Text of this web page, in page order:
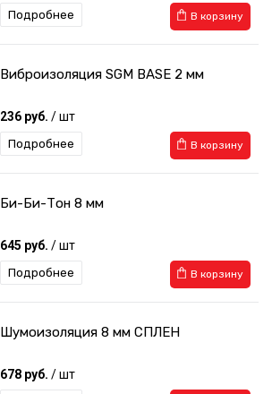
В корзину
Подробнее
Виброизоляция SGM BASE 2 мм
236 руб. / шт
В корзину
Подробнее
Би-Би-Тон 8 мм
645 руб. / шт
В корзину
Подробнее
Шумоизоляция 8 мм СПЛЕН
678 руб. / шт